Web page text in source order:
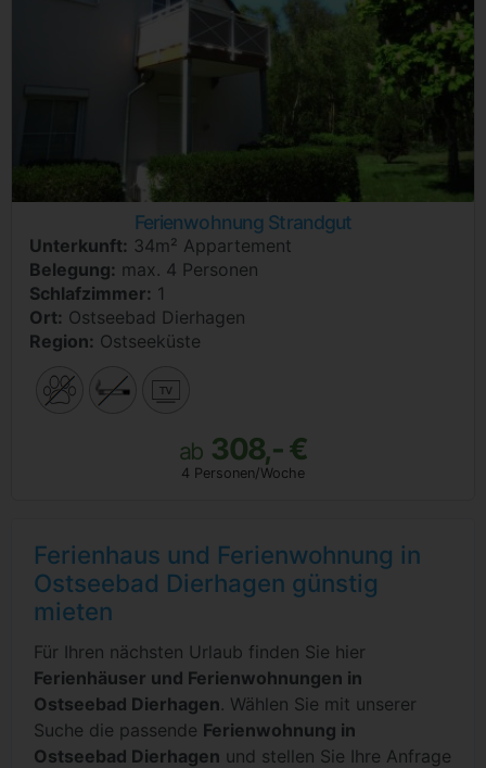
Ferienwohnung Strandgut
Unterkunft: 34m² Appartement
Belegung: max. 4 Personen
Schlafzimmer: 1
Ort: Ostseebad Dierhagen
Region: Ostseeküste
ab 308,- €
4 Personen/Woche
Ferienhaus und Ferienwohnung in
Ostseebad Dierhagen günstig
mieten
Für Ihren nächsten Urlaub finden Sie hier
Ferienhäuser und Ferienwohnungen in
Ostseebad Dierhagen. Wählen Sie mit unserer
Suche die passende Ferienwohnung in
Ostseebad Dierhagen und stellen Sie Ihre Anfrage